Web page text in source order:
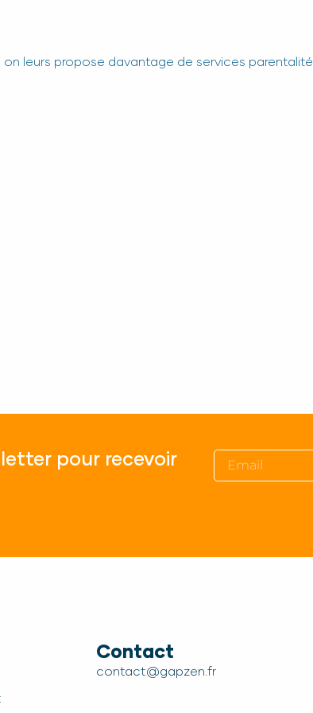
leurs propose davantage de services parentalité
pour recevoir
Contact
contact@gapzen.fr